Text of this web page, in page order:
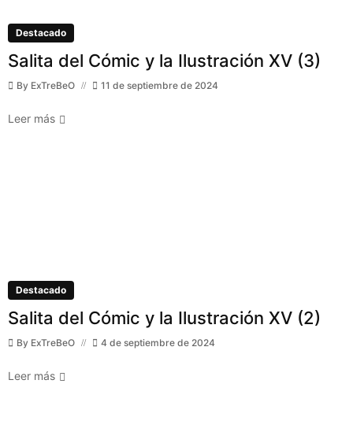
Destacado
Salita del Cómic y la Ilustración XV (3)
By ExTreBeO 11 de septiembre de 2024
Leer más
Destacado
Salita del Cómic y la Ilustración XV (2)
By ExTreBeO 4 de septiembre de 2024
Leer más